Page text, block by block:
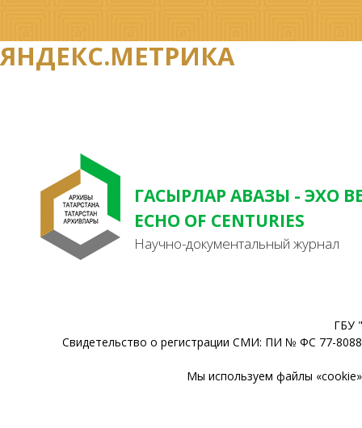
ЯНДЕКС.МЕТРИКА
ГАСЫРЛАР АВАЗЫ - ЭХО
ECHO OF CENTURIES
Научно-документальный журнал
ГБУ
Свидетельство о регистрации СМИ: ПИ № ФС 77-
Мы используем файлы «cookie»